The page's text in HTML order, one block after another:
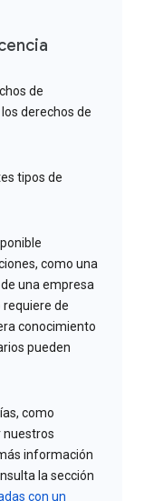
de
derechos de
tipos de
como una
una empresa
requiere de
conocimiento
pueden
como
nuestros
información
la sección
con un